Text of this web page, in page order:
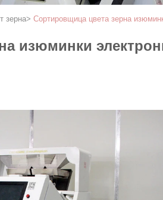
зерна> Сортировщица цвета зерна
изюминки